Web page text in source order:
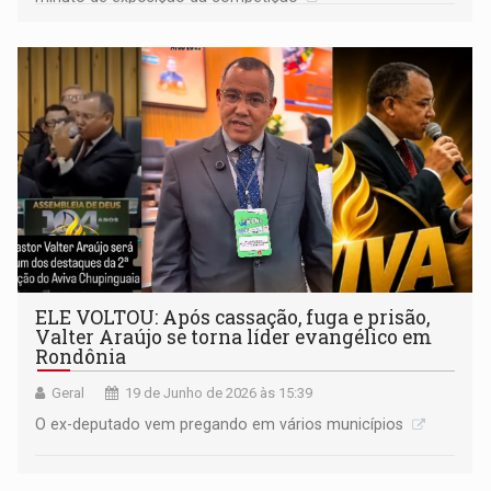
ELE VOLTOU: Após cassação, fuga e prisão,
Valter Araújo se torna líder evangélico em
Rondônia
Geral 19 de Junho de 2026 às 15:39
O ex-deputado vem pregando em vários municípios